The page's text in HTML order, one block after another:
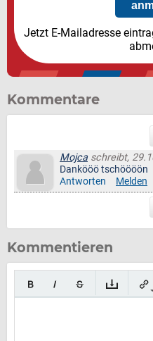
Jetzt E-Mailadresse
Kommentare
Mojca schreibt,
Dankööö tschöööön
Antworten
Melden
Kommentieren